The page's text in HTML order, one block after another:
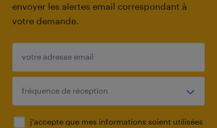
envoyer les alertes email correspondant à
votre demande.
j'accepte que mes informations soient utilisées